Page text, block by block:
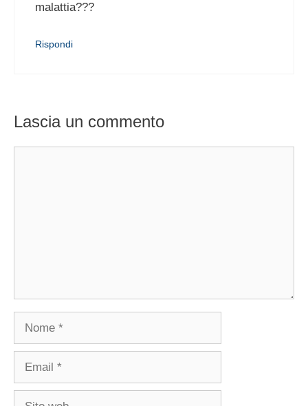
malattia???
Rispondi
Lascia un commento
Nome
Email
Sito